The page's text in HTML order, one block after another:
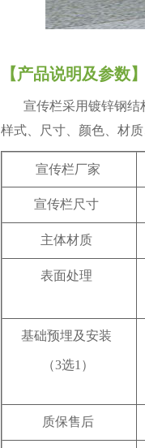
【产品说明及参数
宣传栏采用镀锌钢结
样式、尺寸、颜色、材
宣传栏厂家
宣传栏尺寸
主体材质
表面处理
基础预埋及安装
（3选1）
质保售后